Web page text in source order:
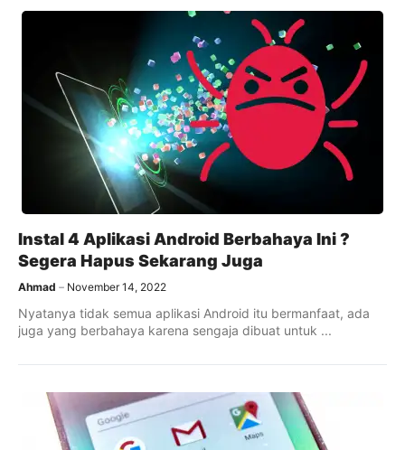
Instal 4 Aplikasi Android Berbahaya Ini ?
Segera Hapus Sekarang Juga
Ahmad November 14, 2022
Nyatanya tidak semua aplikasi Android itu bermanfaat, ada
juga yang berbahaya karena sengaja dibuat untuk ...